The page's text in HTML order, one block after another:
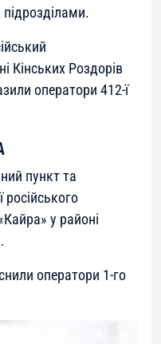
Кінських Роздорів
оператори 412-ї
пункт та
у районі
оператори 1-го